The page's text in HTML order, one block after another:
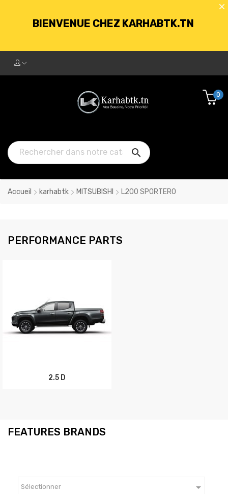
BIENVENUE CHEZ KARHABTK.TN
250DT D'ACHATS

0
Accueil karhabtk MITSUBISHI L200 SPORTERO
PERFORMANCE PARTS
2.5 D
FEATURES BRANDS
Sélectionner 